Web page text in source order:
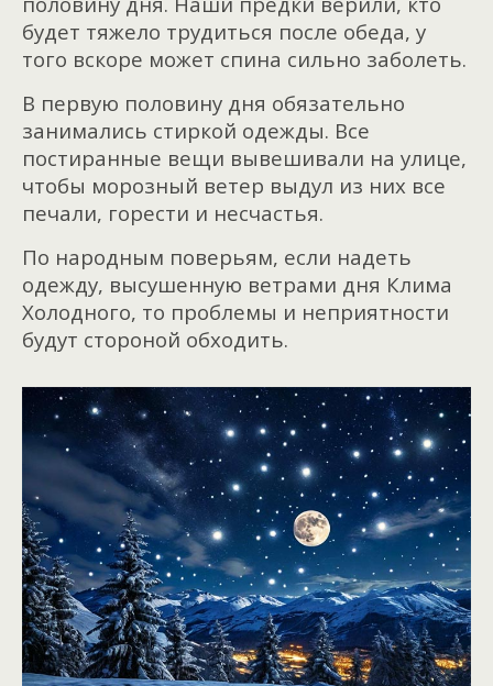
будет тяжело трудиться после обеда, у
того вскоре может спина сильно заболеть.
В первую половину дня обязательно
занимались стиркой одежды. Все
постиранные вещи вывешивали на улице,
чтобы морозный ветер выдул из них все
печали, горести и несчастья.
По народным поверьям, если надеть
одежду, высушенную ветрами дня Клима
Холодного, то проблемы и неприятности
будут стороной обходить.